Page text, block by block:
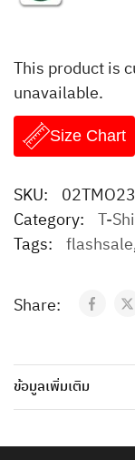
This product is
unavailable.
Size Chart
SKU:
Category: T-
Tags: flashsale
Share:
ข้อมูลเพิ่มเติม